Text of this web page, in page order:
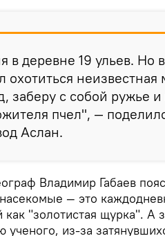
в деревне 19 ульев.
охотиться
заберу с собой ружье
пчел", —
Аслан.
Владимир Габаев
— это
как "золотистая щурка".
ученого, из-за